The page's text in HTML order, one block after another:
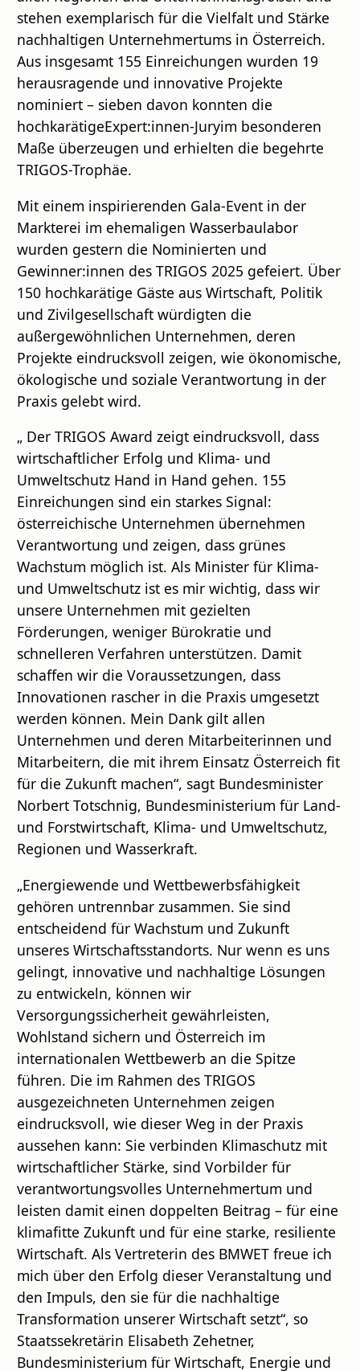
stehen exemplarisch für die Vielfalt und Stärke
nachhaltigen Unternehmertums in Österreich.
Aus insgesamt 155 Einreichungen wurden 19
herausragende und innovative Projekte
nominiert – sieben davon konnten die
hochkarätigeExpert:innen-Juryim besonderen
Maße überzeugen und erhielten die begehrte
TRIGOS-Trophäe.
Mit einem inspirierenden Gala-Event in der
Markterei im ehemaligen Wasserbaulabor
wurden gestern die Nominierten und
Gewinner:innen des TRIGOS 2025 gefeiert. Über
150 hochkarätige Gäste aus Wirtschaft, Politik
und Zivilgesellschaft würdigten die
außergewöhnlichen Unternehmen, deren
Projekte eindrucksvoll zeigen, wie ökonomische,
ökologische und soziale Verantwortung in der
Praxis gelebt wird.
„ Der TRIGOS Award zeigt eindrucksvoll, dass
wirtschaftlicher Erfolg und Klima- und
Umweltschutz Hand in Hand gehen. 155
Einreichungen sind ein starkes Signal:
österreichische Unternehmen übernehmen
Verantwortung und zeigen, dass grünes
Wachstum möglich ist. Als Minister für Klima-
und Umweltschutz ist es mir wichtig, dass wir
unsere Unternehmen mit gezielten
Förderungen, weniger Bürokratie und
schnelleren Verfahren unterstützen. Damit
schaffen wir die Voraussetzungen, dass
Innovationen rascher in die Praxis umgesetzt
werden können. Mein Dank gilt allen
Unternehmen und deren Mitarbeiterinnen und
Mitarbeitern, die mit ihrem Einsatz Österreich fit
für die Zukunft machen“, sagt Bundesminister
Norbert Totschnig, Bundesministerium für Land-
und Forstwirtschaft, Klima- und Umweltschutz,
Regionen und Wasserkraft.
„Energiewende und Wettbewerbsfähigkeit
gehören untrennbar zusammen. Sie sind
entscheidend für Wachstum und Zukunft
unseres Wirtschaftsstandorts. Nur wenn es uns
gelingt, innovative und nachhaltige Lösungen
zu entwickeln, können wir
Versorgungssicherheit gewährleisten,
Wohlstand sichern und Österreich im
internationalen Wettbewerb an die Spitze
führen. Die im Rahmen des TRIGOS
ausgezeichneten Unternehmen zeigen
eindrucksvoll, wie dieser Weg in der Praxis
aussehen kann: Sie verbinden Klimaschutz mit
wirtschaftlicher Stärke, sind Vorbilder für
verantwortungsvolles Unternehmertum und
leisten damit einen doppelten Beitrag – für eine
klimafitte Zukunft und für eine starke, resiliente
Wirtschaft. Als Vertreterin des BMWET freue ich
mich über den Erfolg dieser Veranstaltung und
den Impuls, den sie für die nachhaltige
Transformation unserer Wirtschaft setzt“, so
Staatssekretärin Elisabeth Zehetner,
Bundesministerium für Wirtschaft, Energie und